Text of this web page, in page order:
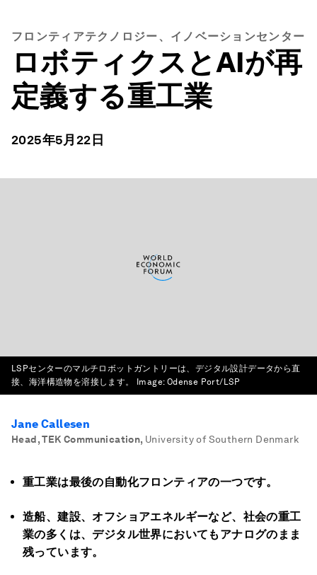
フロンティアテクノロジー、イノベーションセンター
ロボティクスとAIが再
定義する重工業
2025年5月22日
LSPセンターのマルチロボットガントリーは、デジタル設計データから直
接、海洋構造物を溶接します。
Image: Odense Port/LSP
Jane Callesen
Head, TEK Communication, University of Southern Denmark
重工業は最後の自動化フロンティアの一つです。
造船、建設、オフショアエネルギーなど、社会の重工
業の多くは、デジタル世界においてもアナログのまま
残っています。